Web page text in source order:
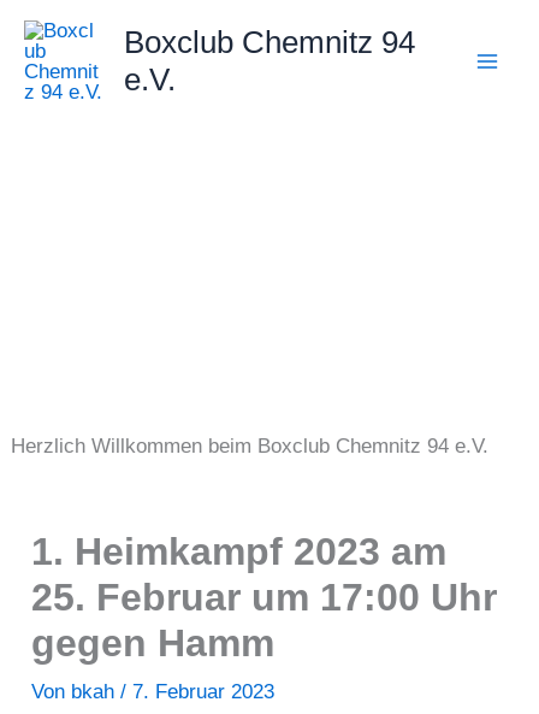
Zum
Inhalt
springen
Boxclub Chemnitz 94
e.V.
Herzlich Willkommen beim Boxclub Chemnitz 94 e.V.
1. Heimkampf 2023 am
25. Februar um 17:00 Uhr
gegen Hamm
Von bkah/7. Februar 2023